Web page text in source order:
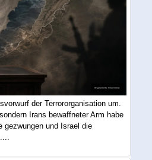
der Terrororganisation um.
Irans bewaffneter Arm habe
gezwungen und Israel die